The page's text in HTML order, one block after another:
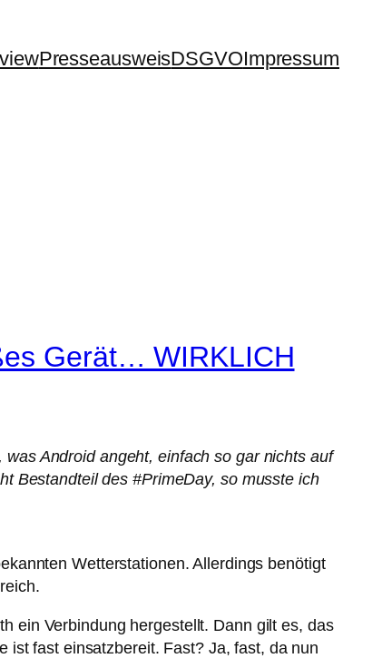
PresseausweisDSGVOImpressum
Gerät… WIRKLICH
Android angeht, einfach so gar nichts auf
Bestandteil des #PrimeDay, so musste ich
Wetterstationen. Allerdings benötigt
ein Verbindung hergestellt. Dann gilt es, das
ist fast einsatzbereit. Fast? Ja, fast, da nun